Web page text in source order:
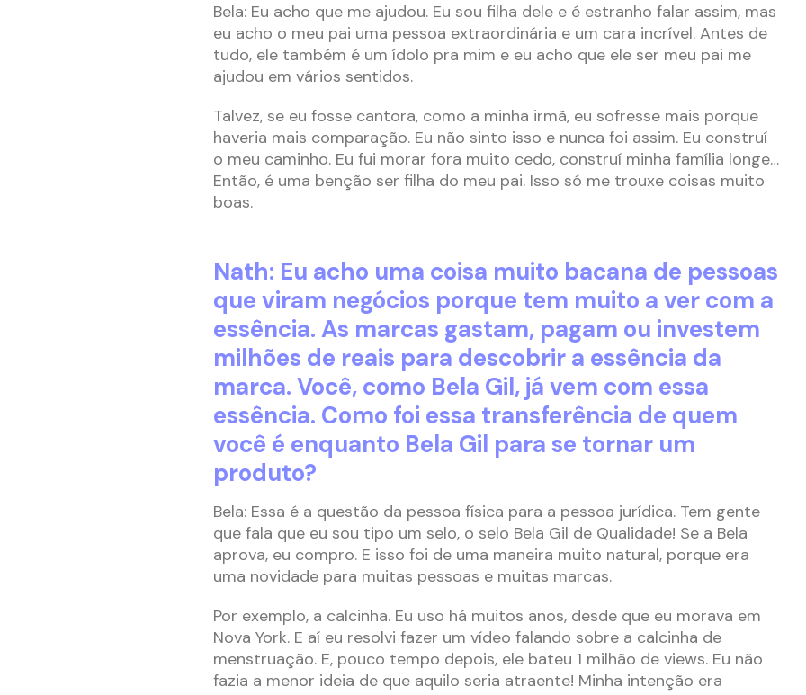
Bela: Eu acho que me ajudou. Eu sou filha dele e é estranho falar assim, mas
eu acho o meu pai uma pessoa extraordinária e um cara incrível. Antes de
tudo, ele também é um ídolo pra mim e eu acho que ele ser meu pai me
ajudou em vários sentidos.
Talvez, se eu fosse cantora, como a minha irmã, eu sofresse mais porque
haveria mais comparação. Eu não sinto isso e nunca foi assim. Eu construí
o meu caminho. Eu fui morar fora muito cedo, construí minha família longe…
Então, é uma benção ser filha do meu pai. Isso só me trouxe coisas muito
boas.
Nath: Eu acho uma coisa muito bacana de pessoas
que viram negócios porque tem muito a ver com a
essência. As marcas gastam, pagam ou investem
milhões de reais para descobrir a essência da
marca. Você, como Bela Gil, já vem com essa
essência. Como foi essa transferência de quem
você é enquanto Bela Gil para se tornar um
produto?
Bela: Essa é a questão da pessoa física para a pessoa jurídica. Tem gente
que fala que eu sou tipo um selo, o selo Bela Gil de Qualidade! Se a Bela
aprova, eu compro. E isso foi de uma maneira muito natural, porque era
uma novidade para muitas pessoas e muitas marcas.
Por exemplo, a calcinha. Eu uso há muitos anos, desde que eu morava em
Nova York. E aí eu resolvi fazer um vídeo falando sobre a calcinha de
menstruação. E, pouco tempo depois, ele bateu 1 milhão de views. Eu não
fazia a menor ideia de que aquilo seria atraente! Minha intenção era